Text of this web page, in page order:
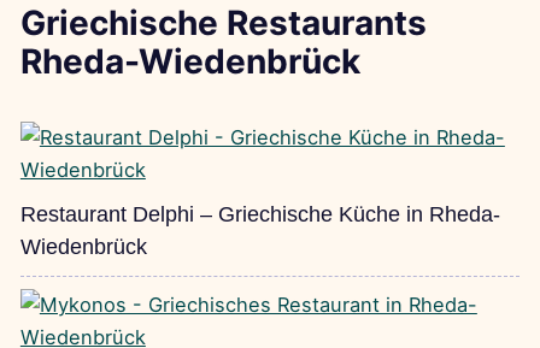
Griechische Restaurants
Rheda-Wiedenbrück
Restaurant Delphi – Griechische Küche in Rheda-
Wiedenbrück